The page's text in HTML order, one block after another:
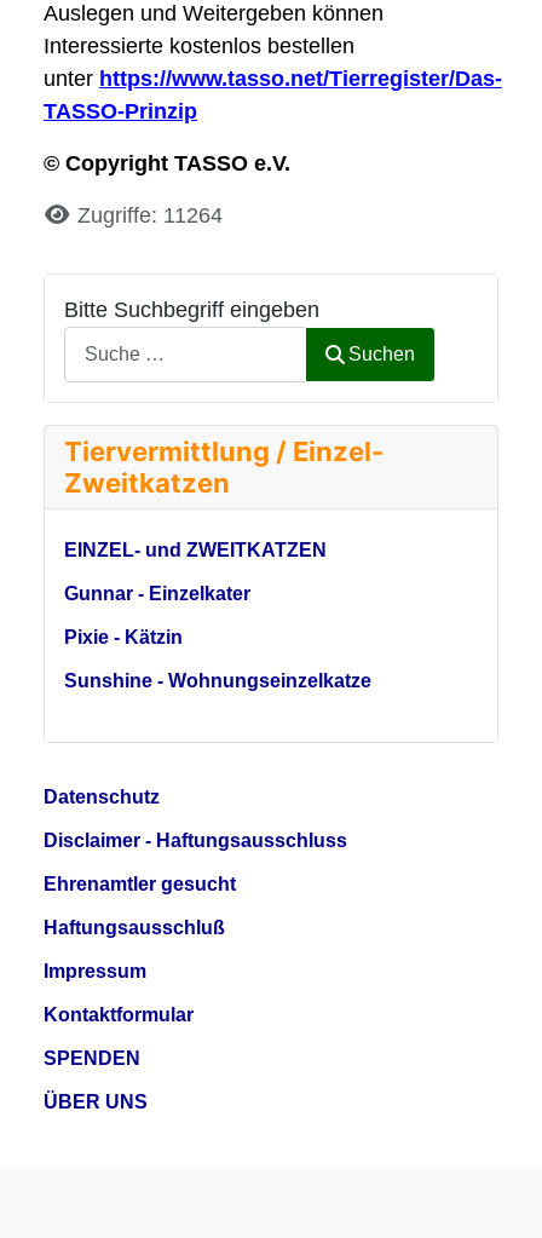
Bitte Suchbegriff eingeben
Suchen
Tiervermittlung / Einzel-
Zweitkatzen
EINZEL- und ZWEITKATZEN
Gunnar - Einzelkater
Pixie - Kätzin
Sunshine - Wohnungseinzelkatze
Auslegen und Weitergeben können
Interessierte kostenlos bestellen
unter https://www.tasso.net/Tierregister/Das-
TASSO-Prinzip
© Copyright TASSO e.V.
DetailsZugriffe: 11264
Datenschutz
Disclaimer - Haftungsausschluss
Ehrenamtler gesucht
Haftungsausschluß
Impressum
Kontaktformular
SPENDEN
ÜBER UNS